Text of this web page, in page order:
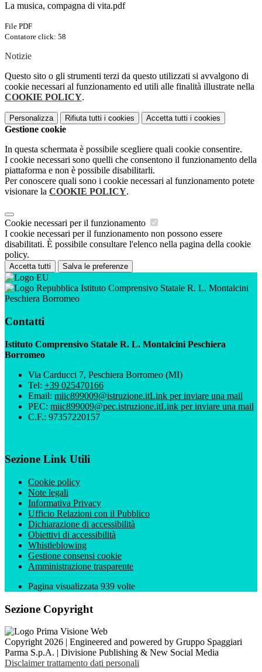
La musica, compagna di vita.pdf
File PDF
Contatore click: 58
Notizie
Questo sito o gli strumenti terzi da questo utilizzati si avvalgono di
cookie necessari al funzionamento ed utili alle finalità illustrate nella
COOKIE POLICY.
Personalizza Rifiuta tutti i cookies Accetta tutti i cookies
Gestione cookie
In questa schermata è possibile scegliere quali cookie consentire.
I cookie necessari sono quelli che consentono il funzionamento della
piattaforma e non è possibile disabilitarli.
Per conoscere quali sono i cookie necessari al funzionamento potete
visionare la COOKIE POLICY.
Cookie necessari per il funzionamento
I cookie necessari per il funzionamento non possono essere
disabilitati. È possibile consultare l'elenco nella pagina della cookie
policy.
Accetta tutti Salva le preferenze
Istituto Comprensivo Statale R. L. Montalcini
Peschiera Borromeo
Contatti
Istituto Comprensivo Statale R. L. Montalcini Peschiera
Borromeo
Via Carducci 7, Peschiera Borromeo (MI)
Tel: +39 025470166
Email: miic899009@istruzione.itLink per inviare una mail
PEC: miic899009@pec.istruzione.itLink per inviare una mail
C.F.: 97357220157
Sezione Link Utili
Cookie policy
Note legali
Informativa Privacy
Ufficio Relazioni con il Pubblico
Dichiarazione di accessibilità
Obiettivi di accessibilità
Whistleblowing
Gestione consensi cookie
Amministrazione trasparente
Pagina visualizzata 939 volte
Sezione Copyright
Copyright 2026 | Engineered and powered by Gruppo Spaggiari
Parma S.p.A. | Divisione Publishing & New Social Media
Disclaimer trattamento dati personali